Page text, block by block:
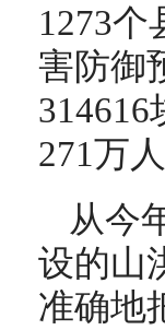
1273个
害防御
271万人
从今
设的山
准确地